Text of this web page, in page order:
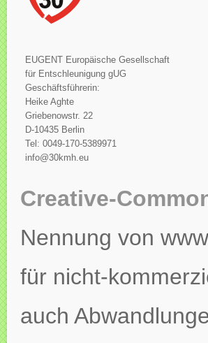
EUGENT Europäische Gesellschaft
für Entschleunigung gUG
Geschäftsführerin:
Heike Aghte
Griebenowstr. 22
D-10435 Berlin
Tel: 0049-170-5389971
info@30kmh.eu
Creative-
Nennung von
für nicht-
auch